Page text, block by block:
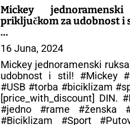
Mickey
priključkom za udobnost i
– SPORTSKE TORBE
16 Juna, 2024
Mickey jednoramenski
udobnost i stil! #Mickey
#USB #torba #biciklizam
[price_with_discount] DIN.
#jedno #rame #ženska
#Biciklizam #Sport